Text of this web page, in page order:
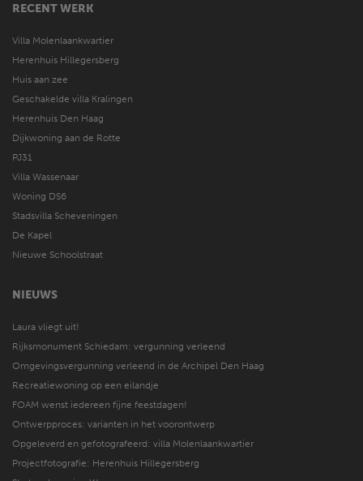
RECENT WERK
Villa Molenlaankwartier
Herenhuis Hillegersberg
Huis aan zee
Geschakelde villa Kralingen
Herenhuis Den Haag
Dijkwoning aan de Rotte
PJ31
Villa Wassenaar
Woning DS6
Stadsvilla Scheveningen
De Kapel
Nieuwe Schoolstraat
NIEUWS
Laura vliegt uit!
Rijksmonument Schiedam: vergunning verleend
Omgevingsvergunning verleend in de Archipel Den Haag
Recreatiewoning op een eilandje
FOAM wenst iedereen fijne feestdagen!
Ontwerpproces: varianten in het voorontwerp
Opgeleverd en gefotografeerd: villa Molenlaankwartier
Projectfotografie: Herenhuis Hillegersberg